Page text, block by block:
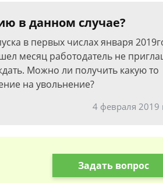
в данном случае?
в первых числах января
месяц работодатель не
Можно ли получить какую то
на увольнение?
4 февраля 2019
Задать вопрос